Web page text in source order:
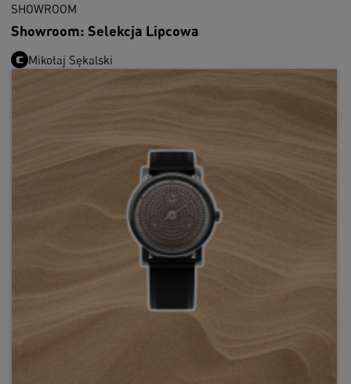
SHOWROOM
Showroom: Selekcja Lipcowa
Mikołaj Sękalski